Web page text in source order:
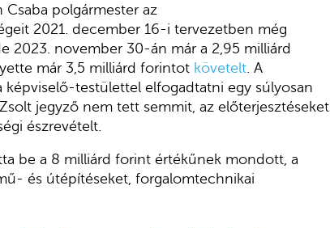
polgármester az
2021. december 16-i tervezetben még
2023. november 30-án már a 2,95 milliárd
már 3,5 milliárd forintot követelt . A
testülettel elfogadtatni egy súlyosan
jegyző nem tett semmit, az előterjesztéseket
észrevételt.
be a 8 milliárd forint értékűnek mondott, a
és útépítéseket, forgalomtechnikai